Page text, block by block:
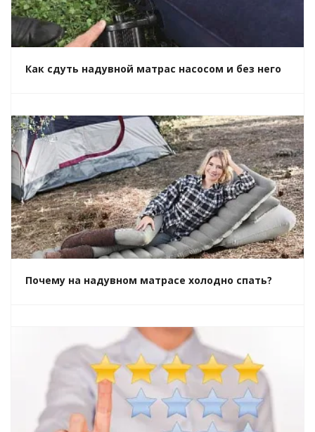
Как сдуть надувной матрас насосом и без него
Почему на надувном матрасе холодно спать?